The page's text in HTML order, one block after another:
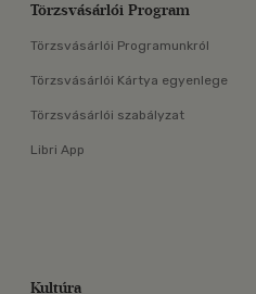
Törzsvásárlói Program
Törzsvásárlói Programunkról
Törzsvásárlói Kártya egyenlege
Törzsvásárlói szabályzat
Libri App
Kultúra